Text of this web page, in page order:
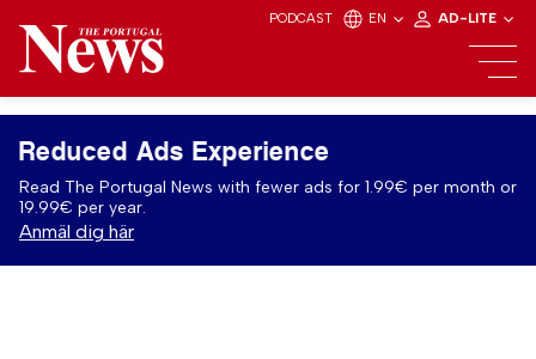
PODCAST EN AD-LITE
Reduced Ads Experience
Read The Portugal News with fewer ads for 1.99€ per month or
19.99€ per year.
Anmäl dig här